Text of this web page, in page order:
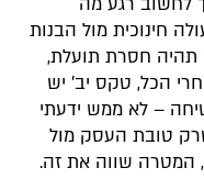
חינוכית מול הבנות
הטקס תהיה חסרת תועלת,
הכל, טקס יב' יש
– לא ממש ידעתי
טובת העסק מול
המטרה שווה את זה.